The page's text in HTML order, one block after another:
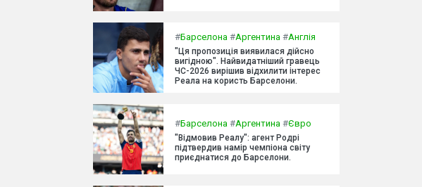
#Барселона #Аргентина #Англія
"Ця пропозиція виявилася дійсно
вигідною". Найвидатніший гравець
ЧС-2026 вирішив відхилити інтерес
Реала на користь Барселони.
#Барселона #Аргентина #Євро
"Відмовив Реалу": агент Родрі
підтвердив намір чемпіона світу
приєднатися до Барселони.